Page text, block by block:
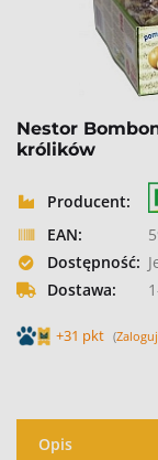
Nestor
królików
Producent:
EAN:
Dostępność:
Dostawa:
+31 pkt (
Opis